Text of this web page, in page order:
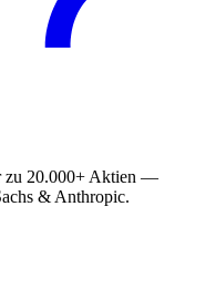
zu 20.000+ Aktien —
& Anthropic.